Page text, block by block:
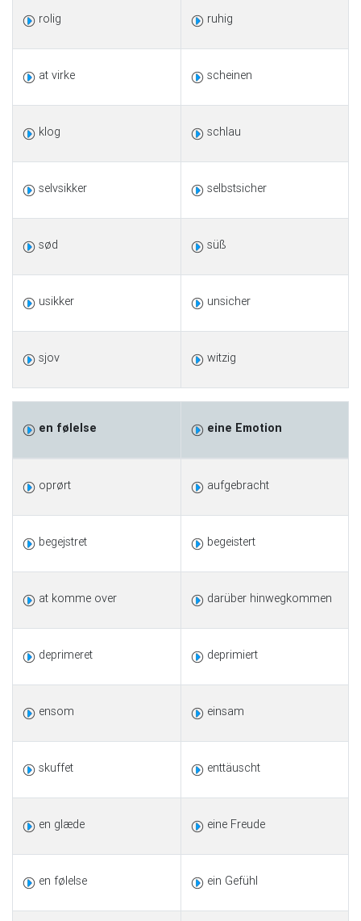
rolig ruhig
at virke scheinen
klog schlau
selvsikker selbstsicher
sød süß
usikker unsicher
sjov witzig
en følelse eine Emotion
oprørt aufgebracht
begejstret begeistert
at komme over darüber hinwegkommen
deprimeret deprimiert
ensom einsam
skuffet enttäuscht
en glæde eine Freude
en følelse ein Gefühl